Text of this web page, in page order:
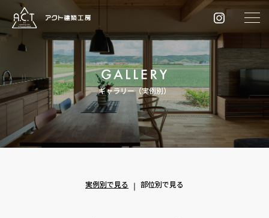
ギャラリー（実例別）
実例別で見る 部位別で見る